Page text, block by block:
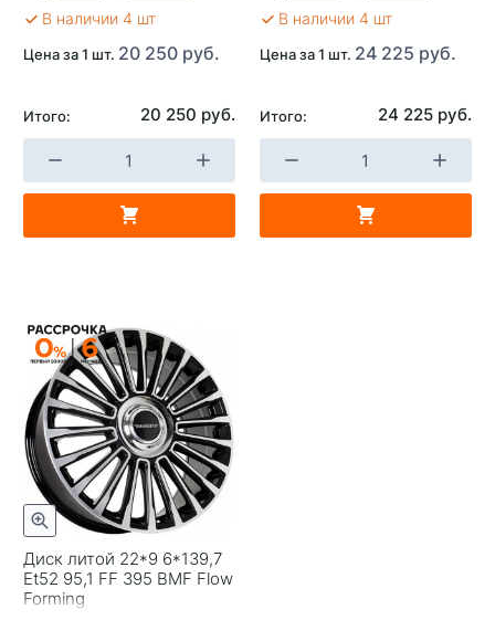
В наличии 4 шт
Цена за 1 шт. 20 250 руб.
Итого: 20 250 руб.
В наличии 4 шт
Цена за 1 шт. 24 225 руб.
Итого: 24 225 руб.
Диск литой 22*9 6*139,7
Et52 95,1 FF 395 BMF Flow
Forming